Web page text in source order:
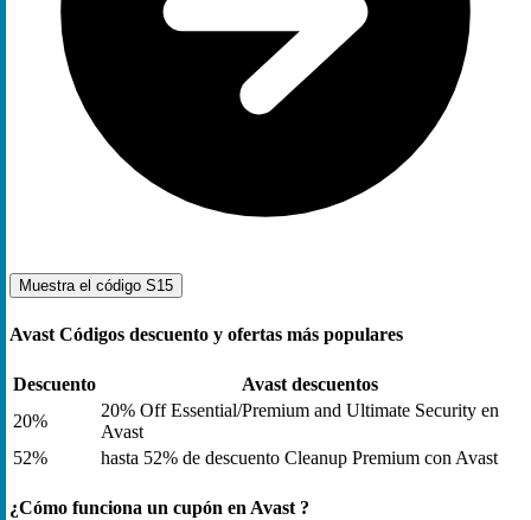
Muestra el código S15
Avast Códigos descuento y ofertas más populares
Descuento
Avast descuentos
20%
20% Off Essential/Premium and Ultimate Security en
Avast
52%
hasta 52% de descuento Cleanup Premium con Avast
¿Cómo funciona un cupón en Avast ?